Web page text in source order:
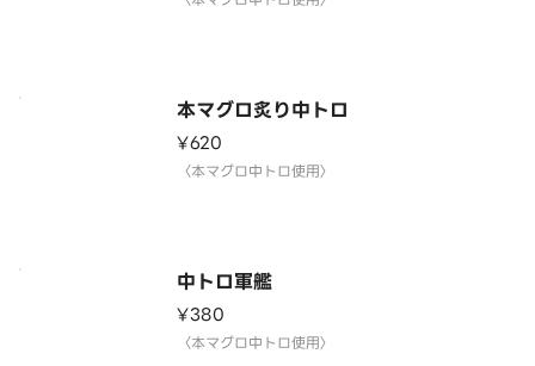
本マグロ炙り中トロ
¥620
〈本マグロ中トロ使用〉
中トロ軍艦
¥380
〈本マグロ中トロ使用〉